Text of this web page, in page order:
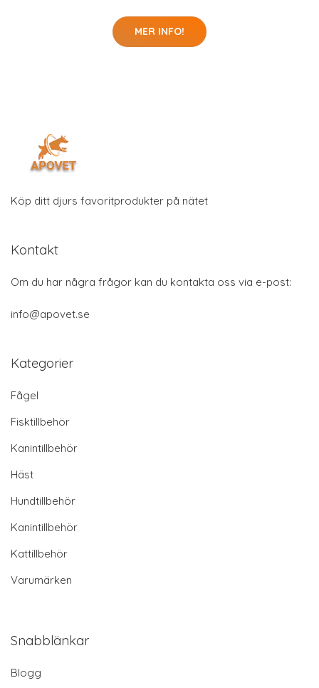
MER INFO!
Köp ditt djurs favoritprodukter på nätet
Kontakt
Om du har några frågor kan du kontakta oss via e-post:
info@apovet.se
Kategorier
Fågel
Fisktillbehör
Kanintillbehör
Häst
Hundtillbehör
Kanintillbehör
Kattillbehör
Varumärken
Snabblänkar
Blogg